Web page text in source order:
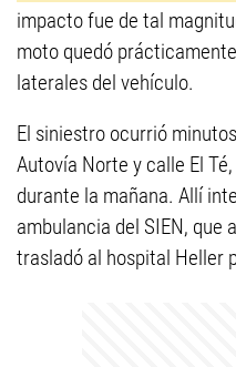
impacto fue de tal
moto quedó
laterales del vehículo.
El siniestro ocurrió
Autovía Norte y calle El
durante la mañana. Allí
ambulancia del SIEN,
trasladó al hospital Heller